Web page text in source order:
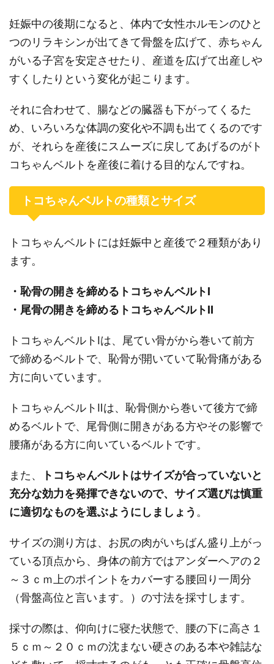
妊娠中の後期になると、体内で女性ホルモンのひと
つのリラキシンが出てきて骨盤を広げて、赤ちゃん
がいる子宮を安定させたり、産道を広げて出産しや
すくしたりという変化が起こります。
それに合わせて、腸などの臓器も下がってくるた
め、いろいろな体調の変化や不調も出てくるのです
が、それらを産後にスムーズに戻してあげるのがト
コちゃんベルトを産後に着ける目的なんですね。
トコちゃんベルトの種類とサイズ
トコちゃんベルトには妊娠中と産後で２種類があり
ます。
・恥骨の開きを締めるトコちゃんベルトⅠ
・尾骨の開きを締めるトコちゃんベルトⅡ
トコちゃんベルトⅠは、尾てい骨がから巻いて前方
で締めるベルトで、恥骨が開いていて恥骨痛がある
方に向いています。
トコちゃんベルトⅡは、恥骨側から巻いて後方で締
めるベルトで、尾骨側に開きがある方やその影響で
腰痛がある方に向いているベルトです。
また、
トコちゃんベルトはサイズが合っていないと
充分な効力を発揮できないので、サイズ選びは慎重
に適切なものを選ぶようにしましょう 。
サイズの測り方は、お尻の肉がいちばん盛り上がっ
ている頂点から、身体の前方ではアンダーヘアの２
～３ｃｍ上のポイントをカバーする腰回り一周分
（骨盤高位と言います。）の寸法を採寸します。
採寸の際は、仰向けに寝た状態で、腰の下に高さ１
５ｃｍ～２０ｃｍの沈まない硬さのある本や雑誌な